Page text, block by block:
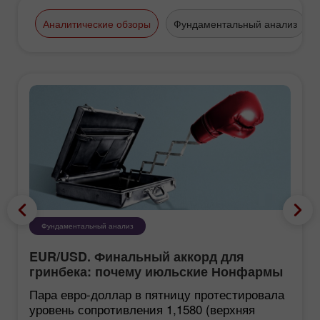
Таиланда несколько
представительств, сотрудничая с
Аналитические обзоры Фундаментальный анализ
Фундаментальный анализ
EUR/USD. Финальный аккорд для
гринбека: почему июльские Нонфармы
еще хуже, чем кажутся
Пара евро-доллар в пятницу протестировала
уровень сопротивления 1,1580 (верхняя